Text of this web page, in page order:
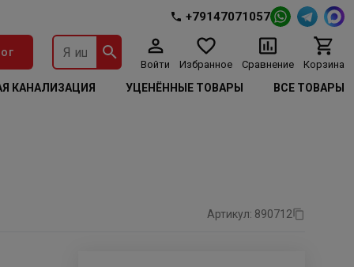
+79147071057
Войти Избранное Сравнение Корзина
КАНАЛИЗАЦИЯ УЦЕНЁННЫЕ ТОВАРЫ ВСЕ ТОВАРЫ
Артикул: 890712